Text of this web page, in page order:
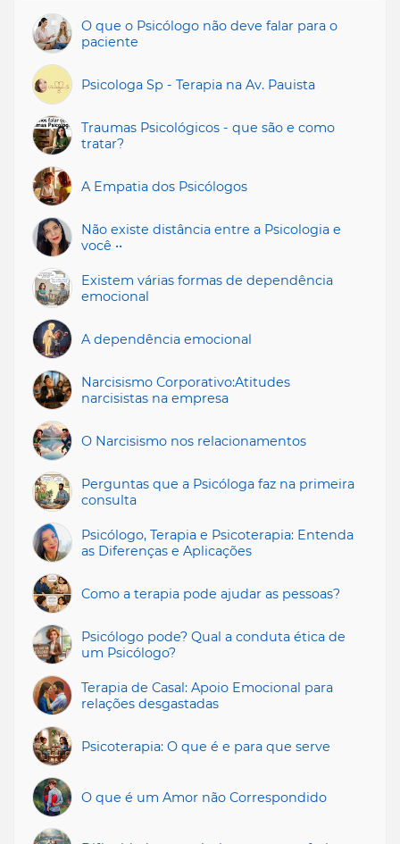
O que o Psicólogo não deve falar para o
paciente
Psicologa Sp - Terapia na Av. Pauista
Traumas Psicológicos - que são e como
tratar?
A Empatia dos Psicólogos
Não existe distância entre a Psicologia e
você ••
Existem várias formas de dependência
emocional
A dependência emocional
Narcisismo Corporativo:Atitudes
narcisistas na empresa
O Narcisismo nos relacionamentos
Perguntas que a Psicóloga faz na primeira
consulta
Psicólogo, Terapia e Psicoterapia: Entenda
as Diferenças e Aplicações
Como a terapia pode ajudar as pessoas?
Psicólogo pode? Qual a conduta ética de
um Psicólogo?
Terapia de Casal: Apoio Emocional para
relações desgastadas
Psicoterapia: O que é e para que serve
O que é um Amor não Correspondido